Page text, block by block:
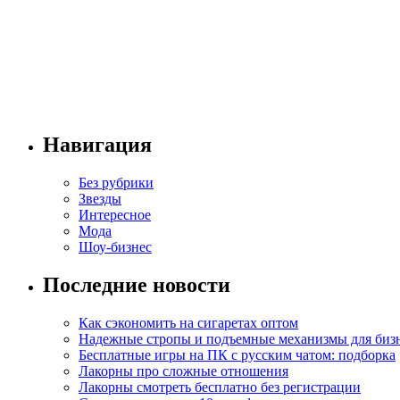
Навигация
Без рубрики
Звезды
Интересное
Мода
Шоу-бизнес
Последние новости
Как сэкономить на сигаретах оптом
Надежные стропы и подъемные механизмы для
Бесплатные игры на ПК с русским чатом: подборка
Лакорны про сложные отношения
Лакорны смотреть бесплатно без регистрации